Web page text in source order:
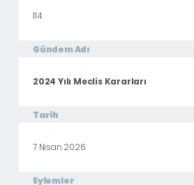
114
Gündem Adı
2024 Yılı Meclis Kararları
Tarih
7 Nisan 2026
Eylemler